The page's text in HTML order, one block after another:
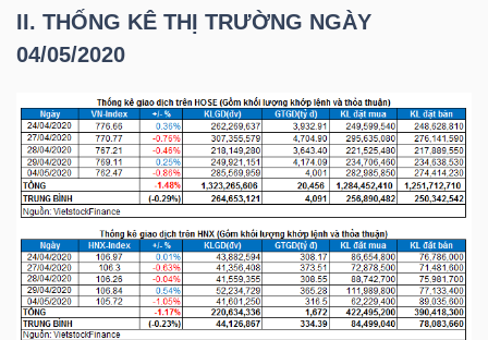
II. THỐNG KÊ THỊ TRƯỜNG NGÀY
04/05/2020
ÍCH
BẤT
ĐỘNG
SẢN
Mã
chứng
khoán